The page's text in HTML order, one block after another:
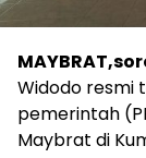
Widodo resmi
pemerintah
Maybrat di